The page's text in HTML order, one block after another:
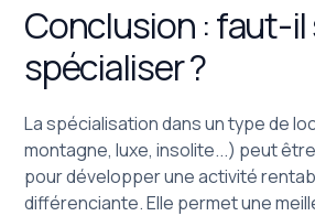
Conclusion : faut-il
spécialiser ?
La spécialisation dans un type de
montagne, luxe, insolite...) peut
pour développer une activité
différenciante. Elle permet une